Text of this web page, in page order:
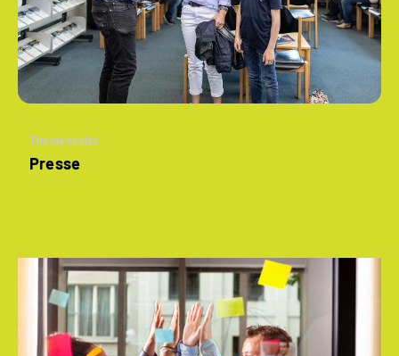
Themenseite
Presse